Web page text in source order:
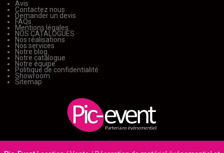
Avis
Contactez nous
Demander un devis
FAQs
Mentions légales
NOS CATALOGUES
Nos réalisations
Nos services
Notre blog
Notre catalogue
Notre équipe
Politique de confidentialité
Showroom
Sitemap